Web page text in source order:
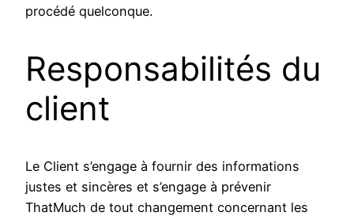
procédé quelconque.
Responsabilités du
client
Le Client s’engage à fournir des informations
justes et sincères et s’engage à prévenir
ThatMuch de tout changement concernant les